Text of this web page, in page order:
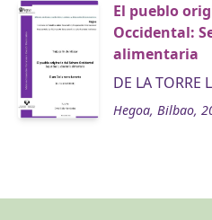
El pueblo
Occidental:
alimentaria
DE LA TORRE
Hegoa, Bilbao,